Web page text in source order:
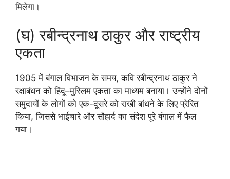
मिलेगा।
(घ) रबीन्द्रनाथ ठाकुर और राष्ट्रीय
एकता
1905 में बंगाल विभाजन के समय, कवि रबीन्द्रनाथ ठाकुर ने
रक्षाबंधन को हिंदू–मुस्लिम एकता का माध्यम बनाया। उन्होंने दोनों
समुदायों के लोगों को एक-दूसरे को राखी बांधने के लिए प्रेरित
किया, जिससे भाईचारे और सौहार्द का संदेश पूरे बंगाल में फैल
गया।